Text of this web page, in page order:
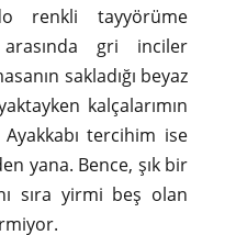
renkli tayyörüme
arasında gri inciler
sakladığı beyaz
kalçalarımın
tercihim ise
yana. Bence, şık bir
sıra yirmi beş olan